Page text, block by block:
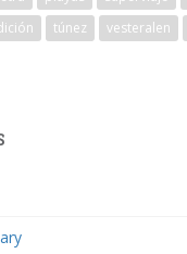
túnez vesteralen